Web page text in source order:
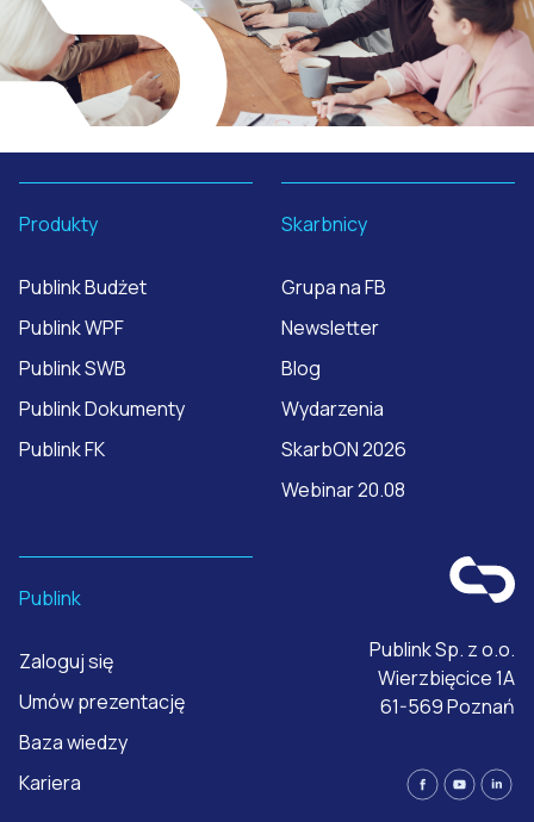
Produkty
Publink Budżet
Publink WPF
Publink SWB
Publink Dokumenty
Publink FK
Skarbnicy
Grupa na FB
Newsletter
Blog
Wydarzenia
SkarbON 2026
Webinar 20.08
Publink
Zaloguj się
Umów prezentację
Baza wiedzy
Kariera
Publink Sp. z o.o.
Wierzbięcice 1A
61-569 Poznań